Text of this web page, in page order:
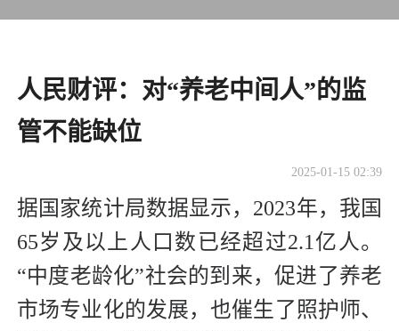
人民财评：对“养老中间人”的监
管不能缺位
2025-01-15 02:39
据国家统计局数据显示，2023年，我国
65岁及以上人口数已经超过2.1亿人。
“中度老龄化”社会的到来，促进了养老
市场专业化的发展，也催生了照护师、